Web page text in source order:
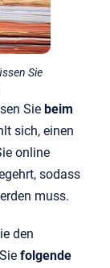
Sie
Sie beim
sich, einen
online
sodass
muss.
den
folgende